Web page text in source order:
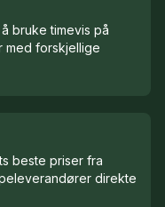
bruke timevis på
med forskjellige
beste priser fra
direkte